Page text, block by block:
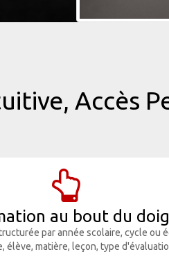
Accès
au bout du
par année scolaire, cycle ou
élève, matière, leçon, type